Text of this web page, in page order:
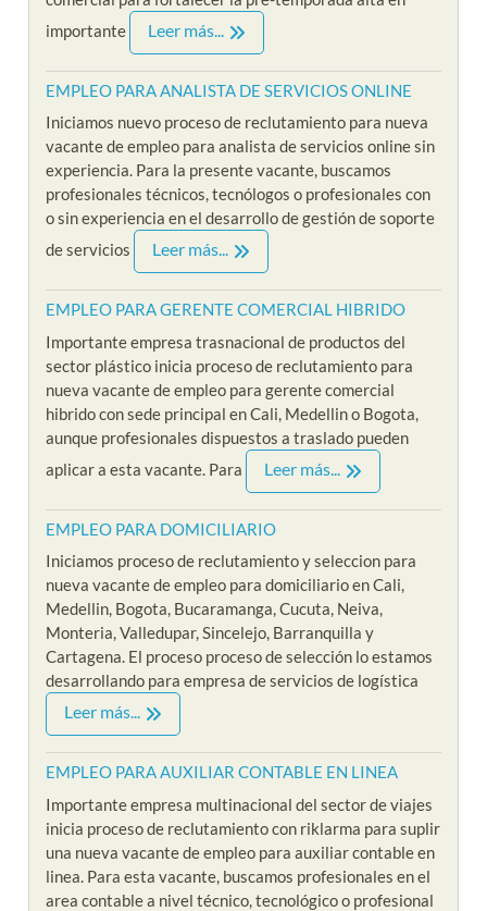
importante
Leer más...
EMPLEO PARA ANALISTA DE SERVICIOS ONLINE
Iniciamos nuevo proceso de reclutamiento para nueva
vacante de empleo para analista de servicios online sin
experiencia. Para la presente vacante, buscamos
profesionales técnicos, tecnólogos o profesionales con
o sin experiencia en el desarrollo de gestión de soporte
de servicios
Leer más...
EMPLEO PARA GERENTE COMERCIAL HIBRIDO
Importante empresa trasnacional de productos del
sector plástico inicia proceso de reclutamiento para
nueva vacante de empleo para gerente comercial
hibrido con sede principal en Cali, Medellin o Bogota,
aunque profesionales dispuestos a traslado pueden
aplicar a esta vacante. Para
Leer más...
EMPLEO PARA DOMICILIARIO
Iniciamos proceso de reclutamiento y seleccion para
nueva vacante de empleo para domiciliario en Cali,
Medellin, Bogota, Bucaramanga, Cucuta, Neiva,
Monteria, Valledupar, Sincelejo, Barranquilla y
Cartagena. El proceso proceso de selección lo estamos
desarrollando para empresa de servicios de logística
Leer más...
EMPLEO PARA AUXILIAR CONTABLE EN LINEA
Importante empresa multinacional del sector de viajes
inicia proceso de reclutamiento con riklarma para suplir
una nueva vacante de empleo para auxiliar contable en
linea. Para esta vacante, buscamos profesionales en el
area contable a nivel técnico, tecnológico o profesional